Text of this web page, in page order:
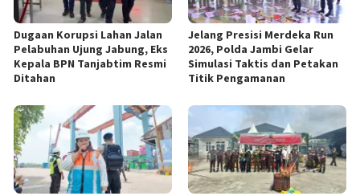
Dugaan Korupsi Lahan Jalan
Pelabuhan Ujung Jabung, Eks
Kepala BPN Tanjabtim Resmi
Ditahan
Jelang Presisi Merdeka Run
2026, Polda Jambi Gelar
Simulasi Taktis dan Petakan
Titik Pengamanan